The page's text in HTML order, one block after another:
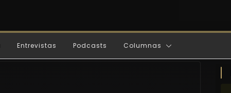
Entrevistas Podcasts Columnas